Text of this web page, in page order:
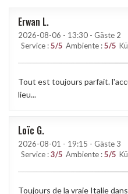
Erwan L
2026-08-06 - 13:30 - Gäste 2
Service :5/5 Ambiente :5/5
Tout est toujours parfait.
lieu...
Loïc G
2026-08-01 - 19:15 - Gäste 3
Service :3/5 Ambiente :5/5
Toujours de la vraie Italie